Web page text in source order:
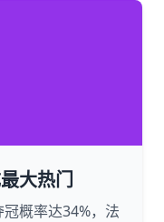
大热门
概率达34%，法